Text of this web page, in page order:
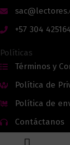
+57 304
Políticas
Términos y
Política de
Política de
Contáctanos